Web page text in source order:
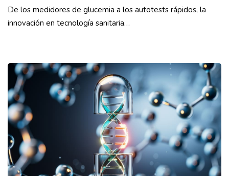
De los medidores de glucemia a los autotests rápidos, la
innovación en tecnología sanitaria…